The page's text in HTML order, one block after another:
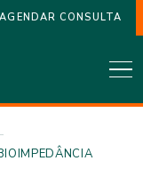
AGENDAR CONSULTA